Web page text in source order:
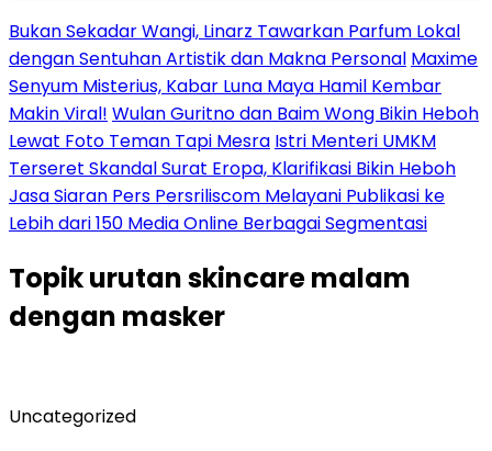
Bukan Sekadar Wangi, Linarz Tawarkan Parfum Lokal
dengan Sentuhan Artistik dan Makna Personal Maxime
Senyum Misterius, Kabar Luna Maya Hamil Kembar
Makin Viral! Wulan Guritno dan Baim Wong Bikin Heboh
Lewat Foto Teman Tapi Mesra Istri Menteri UMKM
Terseret Skandal Surat Eropa, Klarifikasi Bikin Heboh
Jasa Siaran Pers Persriliscom Melayani Publikasi ke
Lebih dari 150 Media Online Berbagai Segmentasi
Topikurutan skincare malam
dengan masker
Uncategorized